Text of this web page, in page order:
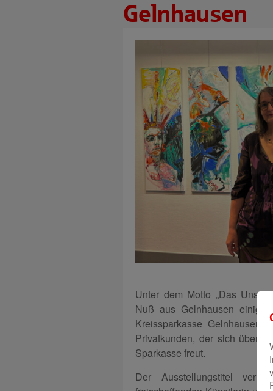
Gelnhausen
​Unter dem Motto „Das
Nuß aus Gelnhausen einige
Kreissparkasse
Privatkunden, der sich über
Sparkasse freut.
Der Ausstellungstitel